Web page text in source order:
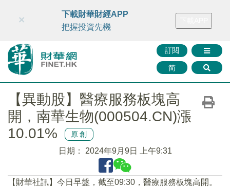
財華智庫網 FINTV FINMETA 財華證券 媒體矩陣
訂閱
简
×
下載財華財經APP
把握投資先機
【異動股】醫療服務板塊高
開，南華生物(000504.CN)漲
10.01%
原創
日期： 2024年9月9日 上午9:31
【財華社訊】今日早盤，截至09:30，醫療服務板塊高開。